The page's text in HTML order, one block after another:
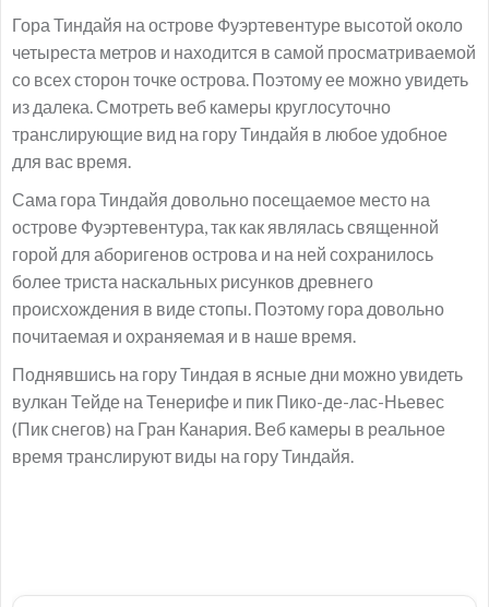
Гора Тиндайя на острове Фуэртевентуре высотой около
четыреста метров и находится в самой просматриваемой
со всех сторон точке острова. Поэтому ее можно увидеть
из далека. Смотреть веб камеры круглосуточно
транслирующие вид на гору Тиндайя в любое удобное
для вас время.
Сама гора Тиндайя довольно посещаемое место на
острове Фуэртевентура, так как являлась священной
горой для аборигенов острова и на ней сохранилось
более триста наскальных рисунков древнего
происхождения в виде стопы. Поэтому гора довольно
почитаемая и охраняемая и в наше время.
Поднявшись на гору Тиндая в ясные дни можно увидеть
вулкан Тейде на Тенерифе и пик Пико-де-лас-Ньевес
(Пик снегов) на Гран Канария. Веб камеры в реальное
время транслируют виды на гору Тиндайя.